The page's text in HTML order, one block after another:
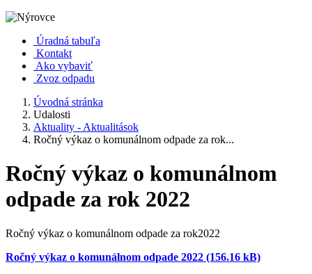
Úradná tabuľa
Kontakt
Ako vybaviť
Zvoz odpadu
Úvodná stránka
Udalosti
Aktuality - Aktualitások
Ročný výkaz o komunálnom odpade za rok...
Ročný výkaz o komunálnom
odpade za rok 2022
Ročný výkaz o komunálnom odpade za rok2022
Ročný výkaz o komunálnom odpade 2022 (156.16 kB)